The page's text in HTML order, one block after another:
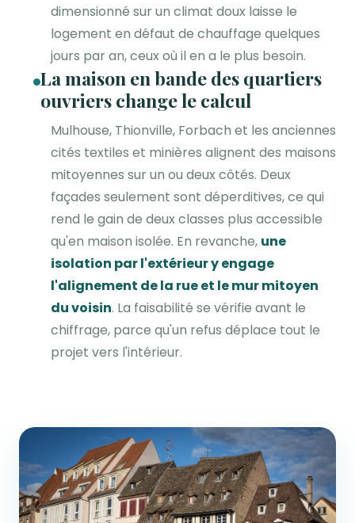
dimensionné sur un climat doux laisse le
logement en défaut de chauffage quelques
jours par an, ceux où il en a le plus besoin.
La maison en bande des quartiers
ouvriers change le calcul
Mulhouse, Thionville, Forbach et les anciennes
cités textiles et minières alignent des maisons
mitoyennes sur un ou deux côtés. Deux
façades seulement sont déperditives, ce qui
rend le gain de deux classes plus accessible
qu'en maison isolée. En revanche, une
isolation par l'extérieur y engage
l'alignement de la rue et le mur mitoyen
du voisin. La faisabilité se vérifie avant le
chiffrage, parce qu'un refus déplace tout le
projet vers l'intérieur.